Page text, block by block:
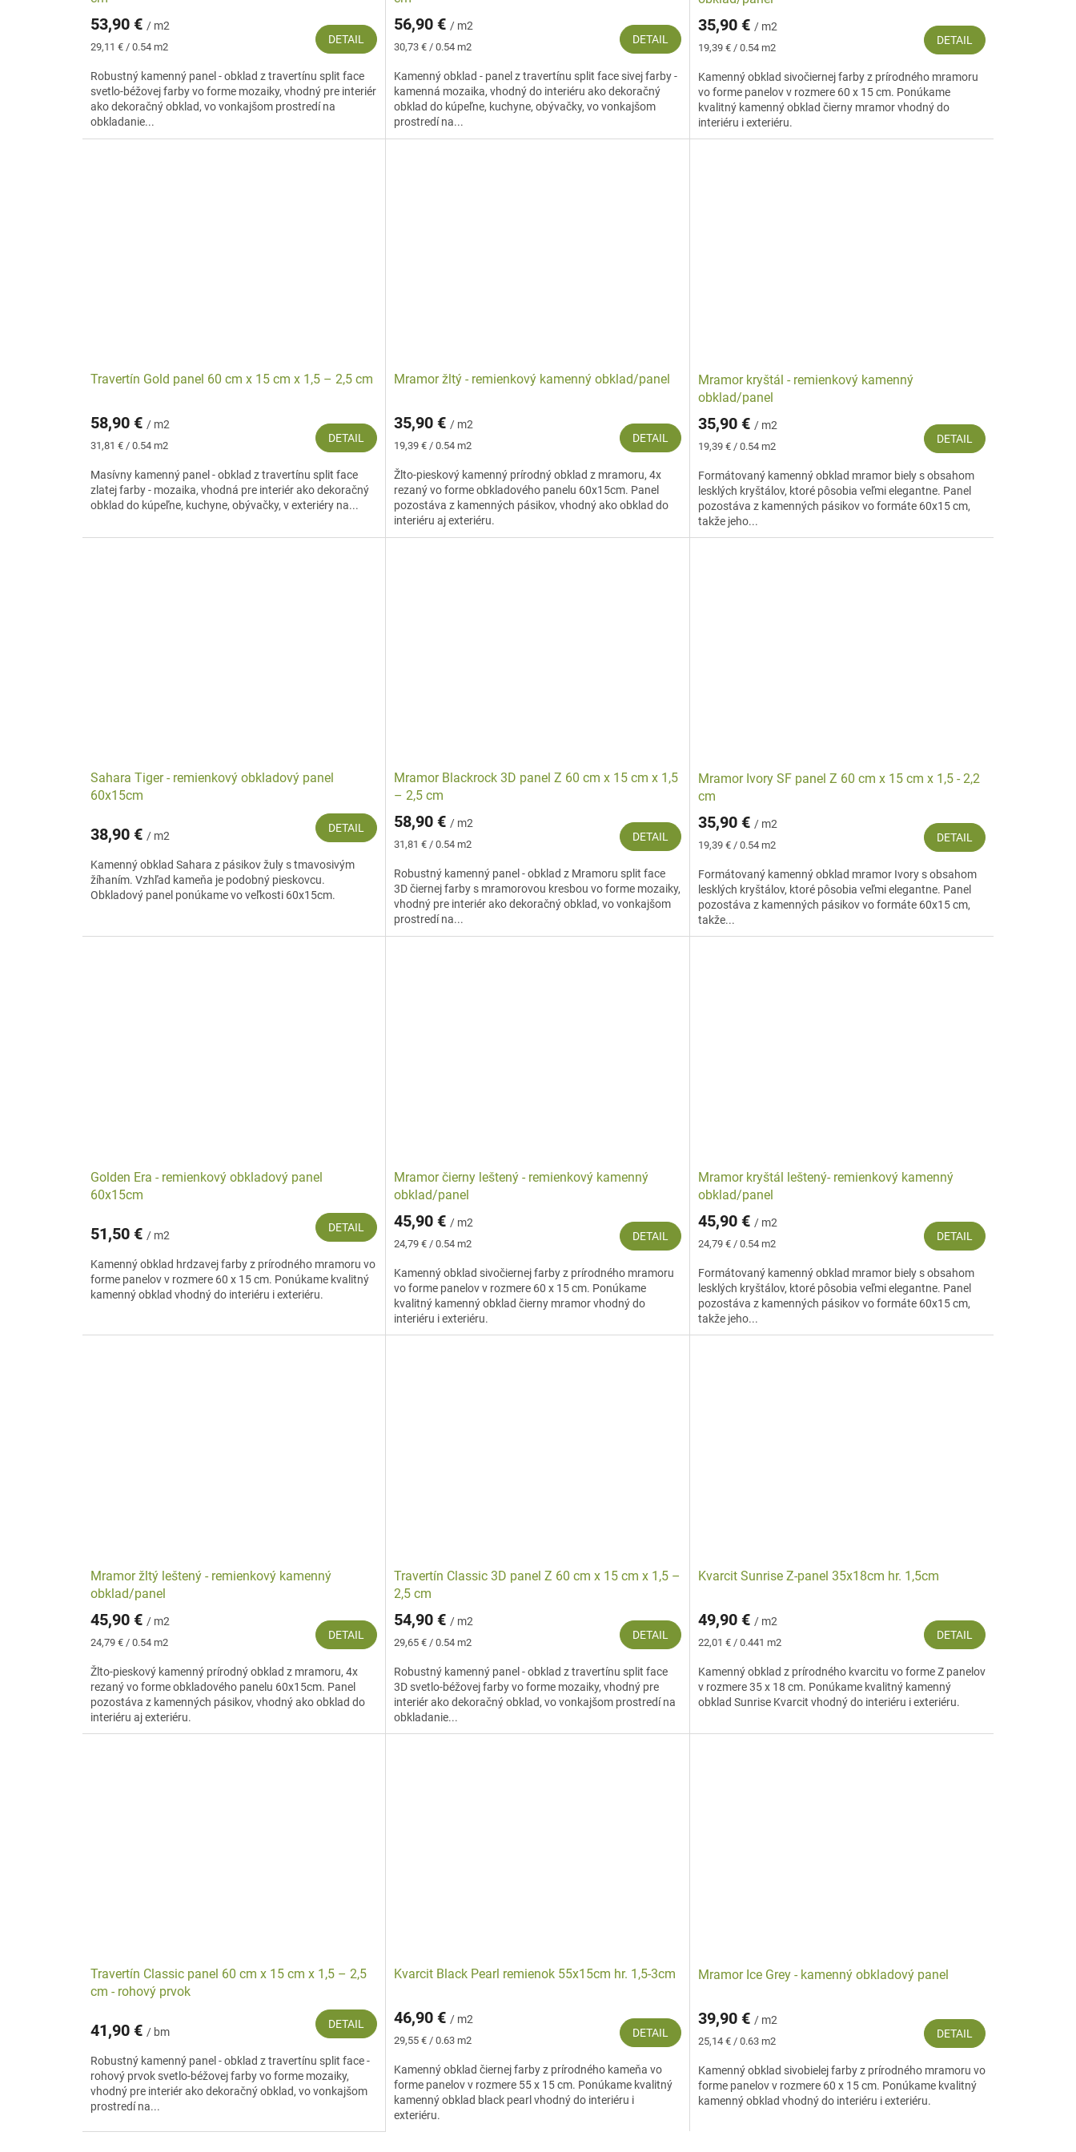
53,90 € / m2
Jednotková
29,11 € / 0.54 m2
DETAIL
Robustný kamenný panel - obklad z travertínu split face
svetlo-béžovej farby vo forme mozaiky, vhodný pre interiér
ako dekoračný obklad, vo vonkajšom prostredí na
obkladanie...
56,90 €/ m2
Jednotková
30,73 € / 0.54 m2
DETAIL
Kamenný obklad - panel z travertínu split face sivej farby -
kamenná mozaika, vhodný do interiéru ako dekoračný
obklad do kúpeľne, kuchyne, obývačky, vo vonkajšom
prostredí na...
35,90 € / m2
Jednotková
19,39 € / 0.54 m2
DETAIL
Kamenný obklad sivočiernej farby z prírodného mramoru
vo forme panelov v rozmere 60 x 15 cm. Ponúkame
kvalitný kamenný obklad čierny mramor vhodný do
interiéru i exteriéru.
Travertín Gold panel 60 cm x 15 cm x 1,5 – 2,5 cm
58,90 € / m2
Jednotková
31,81 € / 0.54 m2
DETAIL
Masívny kamenný panel - obklad z travertínu split face
zlatej farby - mozaika, vhodná pre interiér ako dekoračný
obklad do kúpeľne, kuchyne, obývačky, v exteriéry na...
Mramor žltý - remienkový kamenný obklad/panel
35,90 €/ m2
Jednotková
19,39 € / 0.54 m2
DETAIL
Žlto-pieskový kamenný prírodný obklad z mramoru, 4x
rezaný vo forme obkladového panelu 60x15cm. Panel
pozostáva z kamenných pásikov, vhodný ako obklad do
interiéru aj exteriéru.
Mramor kryštál - remienkový kamenný
obklad/panel
35,90 € / m2
Jednotková
19,39 € / 0.54 m2
DETAIL
Formátovaný kamenný obklad mramor biely s obsahom
lesklých kryštálov, ktoré pôsobia veľmi elegantne. Panel
pozostáva z kamenných pásikov vo formáte 60x15 cm,
takže jeho...
Sahara Tiger - remienkový obkladový panel
60x15cm
38,90 € / m2
DETAIL
Kamenný obklad Sahara z pásikov žuly s tmavosivým
žíhaním. Vzhľad kameňa je podobný pieskovcu.
Obkladový panel ponúkame vo veľkosti 60x15cm.
Mramor Blackrock 3D panel Z 60 cm x 15 cm x 1,5
– 2,5 cm
58,90 €/ m2
Jednotková
31,81 € / 0.54 m2
DETAIL
Robustný kamenný panel - obklad z Mramoru split face
3D čiernej farby s mramorovou kresbou vo forme mozaiky,
vhodný pre interiér ako dekoračný obklad, vo vonkajšom
prostredí na...
Mramor Ivory SF panel Z 60 cm x 15 cm x 1,5 - 2,2
cm
35,90 € / m2
Jednotková
19,39 € / 0.54 m2
DETAIL
Formátovaný kamenný obklad mramor Ivory s obsahom
lesklých kryštálov, ktoré pôsobia veľmi elegantne. Panel
pozostáva z kamenných pásikov vo formáte 60x15 cm,
takže...
Golden Era - remienkový obkladový panel
60x15cm
51,50 € / m2
DETAIL
Kamenný obklad hrdzavej farby z prírodného mramoru vo
forme panelov v rozmere 60 x 15 cm. Ponúkame kvalitný
kamenný obklad vhodný do interiéru i exteriéru.
Mramor čierny leštený - remienkový kamenný
obklad/panel
45,90 € / m2
Jednotková
24,79 € / 0.54 m2
DETAIL
Kamenný obklad sivočiernej farby z prírodného mramoru
vo forme panelov v rozmere 60 x 15 cm. Ponúkame
kvalitný kamenný obklad čierny mramor vhodný do
interiéru i exteriéru.
Mramor kryštál leštený- remienkový kamenný
obklad/panel
45,90 € / m2
Jednotková
24,79 € / 0.54 m2
DETAIL
Formátovaný kamenný obklad mramor biely s obsahom
lesklých kryštálov, ktoré pôsobia veľmi elegantne. Panel
pozostáva z kamenných pásikov vo formáte 60x15 cm,
takže jeho...
Mramor žltý leštený - remienkový kamenný
obklad/panel
45,90 € / m2
Jednotková
24,79 € / 0.54 m2
DETAIL
Žlto-pieskový kamenný prírodný obklad z mramoru, 4x
rezaný vo forme obkladového panelu 60x15cm. Panel
pozostáva z kamenných pásikov, vhodný ako obklad do
interiéru aj exteriéru.
Travertín Classic 3D panel Z 60 cm x 15 cm x 1,5 –
2,5 cm
54,90 € / m2
Jednotková
29,65 € / 0.54 m2
DETAIL
Robustný kamenný panel - obklad z travertínu split face
3D svetlo-béžovej farby vo forme mozaiky, vhodný pre
interiér ako dekoračný obklad, vo vonkajšom prostredí na
obkladanie...
Kvarcit Sunrise Z-panel 35x18cm hr. 1,5cm
49,90 € / m2
Jednotková
22,01 € / 0.441 m2
DETAIL
Kamenný obklad z prírodného kvarcitu vo forme Z panelov
v rozmere 35 x 18 cm. Ponúkame kvalitný kamenný
obklad Sunrise Kvarcit vhodný do interiéru i exteriéru.
Travertín Classic panel 60 cm x 15 cm x 1,5 – 2,5
cm - rohový prvok
41,90 € / bm
DETAIL
Robustný kamenný panel - obklad z travertínu split face -
rohový prvok svetlo-béžovej farby vo forme mozaiky,
vhodný pre interiér ako dekoračný obklad, vo vonkajšom
prostredí na...
Kvarcit Black Pearl remienok 55x15cm hr. 1,5-3cm
46,90 €/ m2
Jednotková
29,55 € / 0.63 m2
DETAIL
Kamenný obklad čiernej farby z prírodného kameňa vo
forme panelov v rozmere 55 x 15 cm. Ponúkame kvalitný
kamenný obklad black pearl vhodný do interiéru i
exteriéru.
Mramor Ice Grey - kamenný obkladový panel
39,90 € / m2
Jednotková
25,14 € / 0.63 m2
DETAIL
Kamenný obklad sivobielej farby z prírodného mramoru vo
forme panelov v rozmere 60 x 15 cm. Ponúkame kvalitný
kamenný obklad vhodný do interiéru i exteriéru.